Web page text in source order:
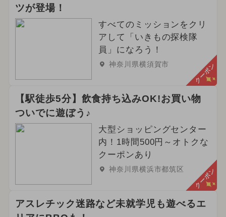
ツが登場！
すべてのミッションをクリ
アして「いきもの探検隊
員」になろう！
神奈川県横須賀市 クーポン
【駅徒歩5分】飲食持ち込みOK!お買い物
ついでに遊ぼう♪
大型ショッピングセンター
内！1時間500円～オトクな
クーポンあり
神奈川県横浜市都筑区 クーポン
アスレチック迷路など未就学児も遊べるエ